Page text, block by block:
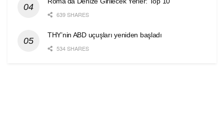
639 SHARES
THY’nin ABD uçuşları yeniden başladı
534 SHARES